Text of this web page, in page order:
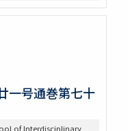
一号通巻第七十
of Interdisciplinary